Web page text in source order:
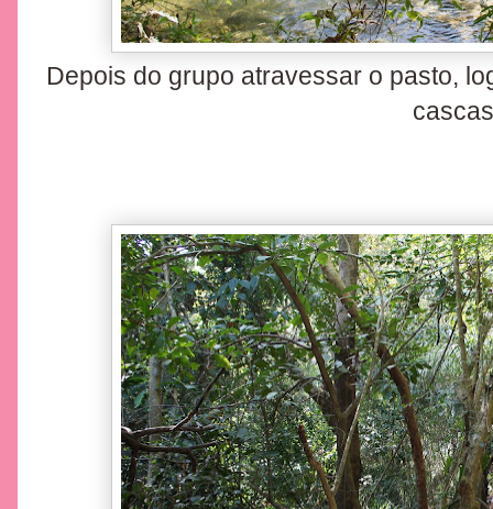
Depois do grupo atravessar o pasto,